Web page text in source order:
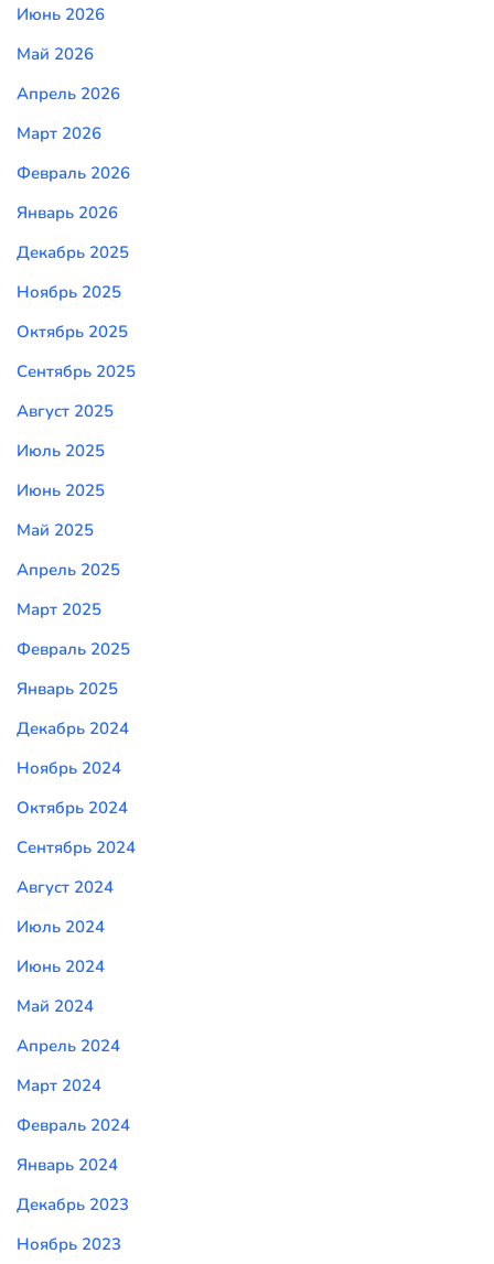
Июнь 2026
Май 2026
Апрель 2026
Март 2026
Февраль 2026
Январь 2026
Декабрь 2025
Ноябрь 2025
Октябрь 2025
Сентябрь 2025
Август 2025
Июль 2025
Июнь 2025
Май 2025
Апрель 2025
Март 2025
Февраль 2025
Январь 2025
Декабрь 2024
Ноябрь 2024
Октябрь 2024
Сентябрь 2024
Август 2024
Июль 2024
Июнь 2024
Май 2024
Апрель 2024
Март 2024
Февраль 2024
Январь 2024
Декабрь 2023
Ноябрь 2023